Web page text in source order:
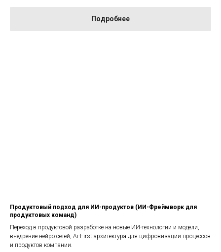
Подробнее
Продуктовый подход для ИИ-продуктов (ИИ-Фреймворк для
продуктовых команд)
Переход в продуктовой разработке на новые ИИ-технологии и модели,
внедрение нейро-сетей, Ai-First архитектура для цифровизации процессов
и продуктов компании.